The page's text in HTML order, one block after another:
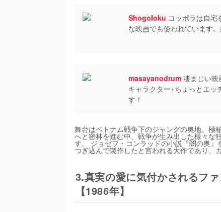
ShogoIoku コッポラは自宅
な映画でも使われています
masayanodrum 凄まじい映
キャラクター+ちょっとエッ
す！
舞台はベトナム戦争下のジャングの奥地。極
へと密林を進む中、戦争が生み出した様々な
す。 ジョゼフ・コンラッドの小説『闇の奥
つぎ込んで製作したと言われる大作であり、
3.真実の愛に気付かされるフ
【1986年】